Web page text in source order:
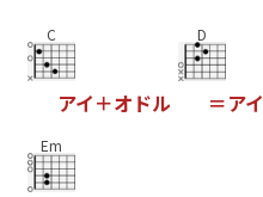
C
アイ＋オ ドル
D
＝アイ
Em